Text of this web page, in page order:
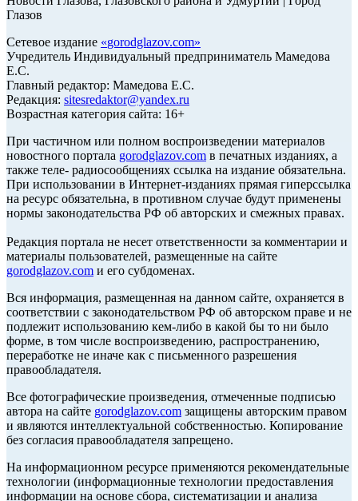
Глазов
Сетевое издание «gorodglazov.com»
Учредитель Индивидуальный предприниматель Мамедова
Е.С.
Главный редактор: Мамедова Е.С.
Редакция: sitesredaktor@yandex.ru
Возрастная категория сайта: 16+
При частичном или полном воспроизведении материалов
новостного портала gorodglazov.com в печатных изданиях, а
также теле- радиосообщениях ссылка на издание обязательна.
При использовании в Интернет-изданиях прямая гиперссылка
на ресурс обязательна, в противном случае будут применены
нормы законодательства РФ об авторских и смежных правах.
Редакция портала не несет ответственности за комментарии и
материалы пользователей, размещенные на сайте
gorodglazov.com и его субдоменах.
Вся информация, размещенная на данном сайте, охраняется в
соответствии с законодательством РФ об авторском праве и не
подлежит использованию кем-либо в какой бы то ни было
форме, в том числе воспроизведению, распространению,
переработке не иначе как с письменного разрешения
правообладателя.
Все фотографические произведения, отмеченные подписью
автора на сайте gorodglazov.com защищены авторским правом
и являются интеллектуальной собственностью. Копирование
без согласия правообладателя запрещено.
На информационном ресурсе применяются рекомендательные
технологии (информационные технологии предоставления
информации на основе сбора, систематизации и анализа